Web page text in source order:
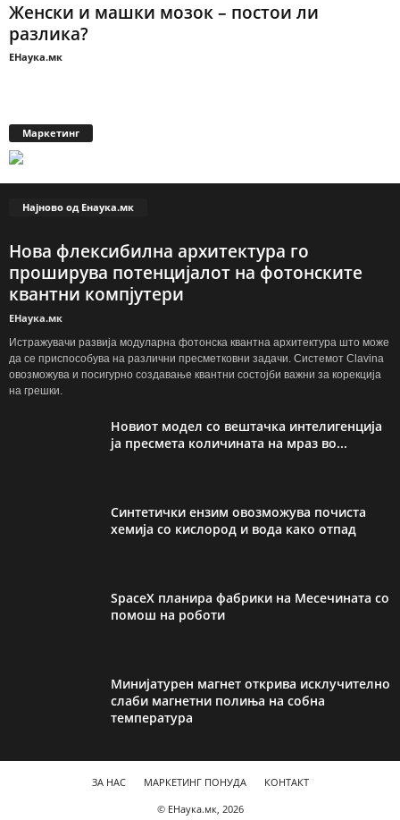
Женски и машки мозок – постои ли
разлика?
ЕНаука.мк
Маркетинг
Најново од Енаука.мк
Нова флексибилна архитектура го
проширува потенцијалот на фотонските
квантни компјутери
ЕНаука.мк
Истражувачи развија модуларна фотонска квантна архитектура што може
да се приспособува на различни пресметковни задачи. Системот Clavina
овозможува и посигурно создавање квантни состојби важни за корекција
на грешки.
Новиот модел со вештачка интелигенција
ја пресмета количината на мраз во...
Синтетички ензим овозможува почиста
хемија со кислород и вода како отпад
SpaceX планира фабрики на Месечината со
помош на роботи
Минијатурен магнет открива исклучително
слаби магнетни полиња на собна
температура
ЗА НАС МАРКЕТИНГ ПОНУДА
КОНТАКТ
© ЕНаука.мк, 2026